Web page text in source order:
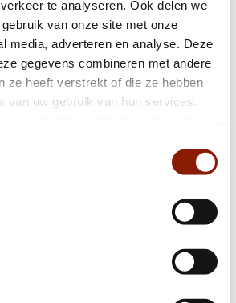
te analyseren. Ook delen we
van onze site met onze
media, adverteren en analyse. Deze
gegevens combineren met andere
ze heeft verstrekt of die ze hebben
van uw gebruik van hun services.
kunt u meer lezen over onze
instellingen button linksonder op
je toestemming op elk moment
officieel geopend
NEN 7510-certificaat
actief
het testen van onze nieuwe